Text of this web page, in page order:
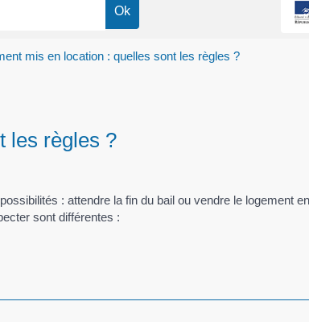
mis en location : quelles sont les règles ?
les règles ?
: attendre la fin du bail ou vendre le logement
sont différentes :